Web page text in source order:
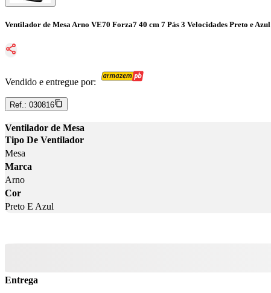
Ventilador de Mesa Arno VE70 Forza7 40 cm 7 Pás 3 Velocidades Preto e Azul
Vendido e entregue por:
Ref.: 030816
Ventilador de Mesa
Tipo De Ventilador
Mesa
Marca
Arno
Cor
Preto E Azul
Entrega